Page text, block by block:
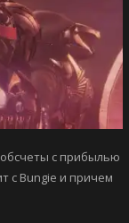
с прибылью
с Bungie и причем